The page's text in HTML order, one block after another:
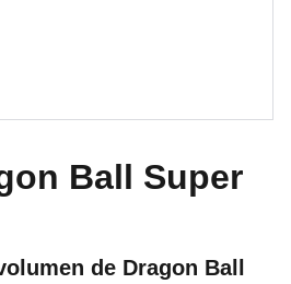
Ball Super
de Dragon Ball